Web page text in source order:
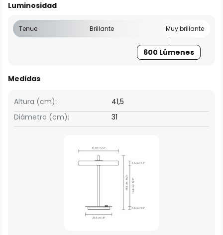
Luminosidad
Tenue Brillante Muy brillante
600 Lúmenes
Medidas
Altura (cm):
41,5
Diámetro (cm):
31